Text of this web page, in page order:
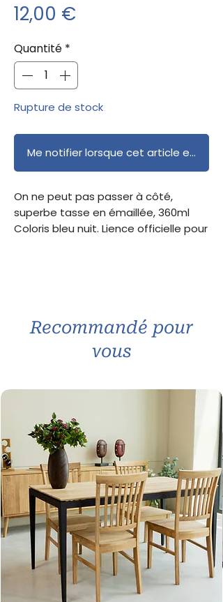
12,00 €
Quantité *
Rupture de stock
Me notifier lorsque cet article est
On ne peut pas passer à côté,
superbe tasse en émaillée, 360ml
Coloris bleu nuit. Lience officielle pour
Recommandé pour
vous